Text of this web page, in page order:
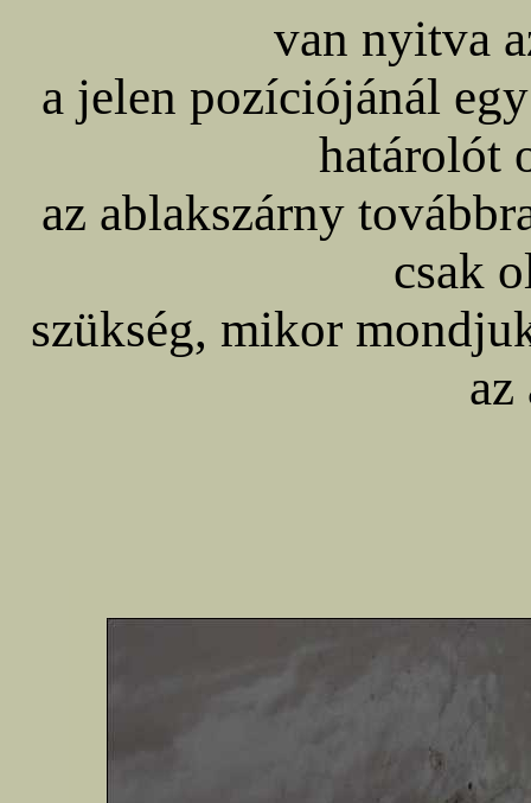
van nyitva
a jelen pozíciójánál
határolót
az ablakszárny
csak
szükség, mikor
az